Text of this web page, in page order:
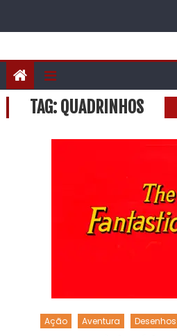
TAG: QUADRINHOS
Ação Aventura Desenhos